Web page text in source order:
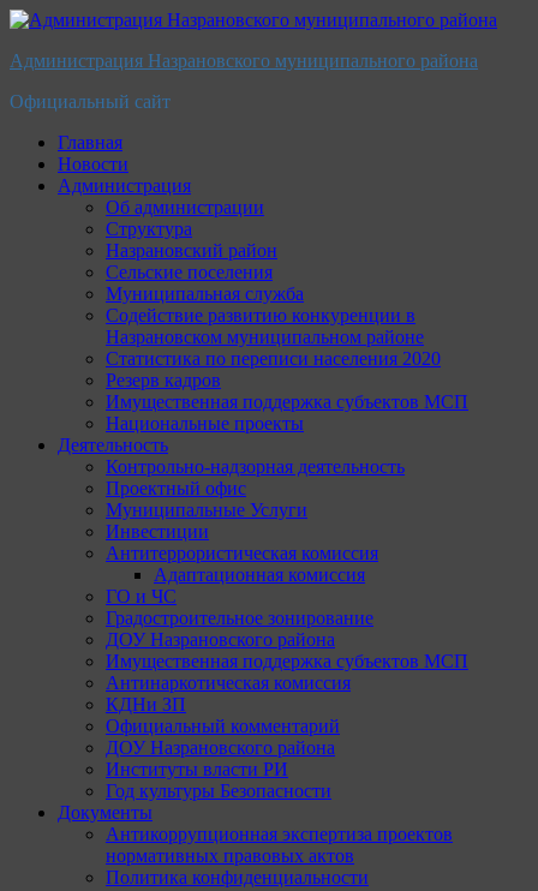
Перейти
содержимому
Администрация Назрановского муниципального района
Официальный сайт
Главная
Новости
Администрация
Об администрации
Структура
Назрановский район
Сельские поселения
Муниципальная служба
Содействие развитию конкуренции в
Назрановском муниципальном районе
Статистика по переписи населения 2020
Резерв кадров
Имущественная поддержка субъектов МСП
Национальные проекты
Деятельность
Контрольно-надзорная деятельность
Проектный офис
Муниципальные Услуги
Инвестиции
Антитеррористическая комиссия
Адаптационная комиссия
ГО и ЧС
Градостроительное зонирование
ДОУ Назрановского района
Имущественная поддержка субъектов МСП
Антинаркотическая комиссия
КДНи ЗП
Официальный комментарий
ДОУ Назрановского района
Институты власти РИ
Год культуры Безопасности
Документы
Антикоррупционная экспертиза проектов
нормативных правовых актов
Политика конфиденциальности